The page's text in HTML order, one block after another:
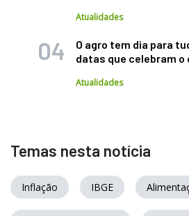
Atualidades
O agro tem dia para
datas que celebram o
Atualidades
Temas nesta notícia
Inflação IBGE